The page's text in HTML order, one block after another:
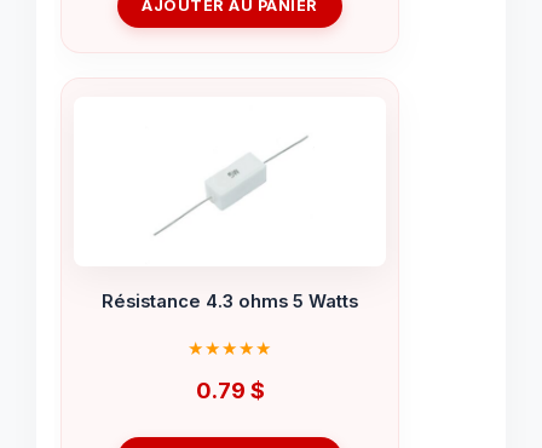
AJOUTER AU PANIER
Résistance 4.3 ohms 5 Watts
0.79 $